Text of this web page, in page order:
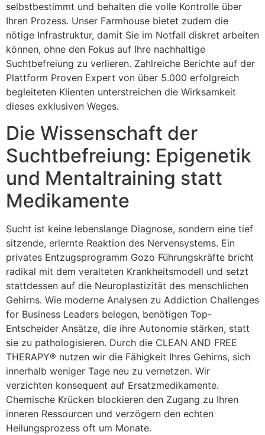
selbstbestimmt und behalten die volle Kontrolle über
Ihren Prozess. Unser Farmhouse bietet zudem die
nötige Infrastruktur, damit Sie im Notfall diskret arbeiten
können, ohne den Fokus auf Ihre nachhaltige
Suchtbefreiung zu verlieren. Zahlreiche Berichte auf der
Plattform Proven Expert von über 5.000 erfolgreich
begleiteten Klienten unterstreichen die Wirksamkeit
dieses exklusiven Weges.
Die Wissenschaft der
Suchtbefreiung: Epigenetik
und Mentaltraining statt
Medikamente
Sucht ist keine lebenslange Diagnose, sondern eine tief
sitzende, erlernte Reaktion des Nervensystems. Ein
privates Entzugsprogramm Gozo Führungskräfte bricht
radikal mit dem veralteten Krankheitsmodell und setzt
stattdessen auf die Neuroplastizität des menschlichen
Gehirns. Wie moderne Analysen zu Addiction Challenges
for Business Leaders belegen, benötigen Top-
Entscheider Ansätze, die ihre Autonomie stärken, statt
sie zu pathologisieren. Durch die CLEAN AND FREE
THERAPY® nutzen wir die Fähigkeit Ihres Gehirns, sich
innerhalb weniger Tage neu zu vernetzen. Wir
verzichten konsequent auf Ersatzmedikamente.
Chemische Krücken blockieren den Zugang zu Ihren
inneren Ressourcen und verzögern den echten
Heilungsprozess oft um Monate.